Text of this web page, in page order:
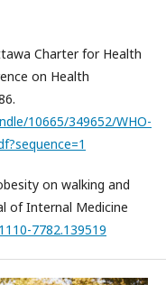
Charter for Health
on Health
10665/349652/WHO-
on walking and
of Internal Medicine
7782.139519